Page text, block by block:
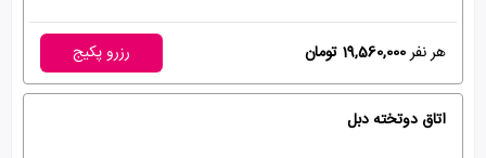
هر نفر19,560,000 تومان رزرو پکیج
اتاق دوتخته دبل